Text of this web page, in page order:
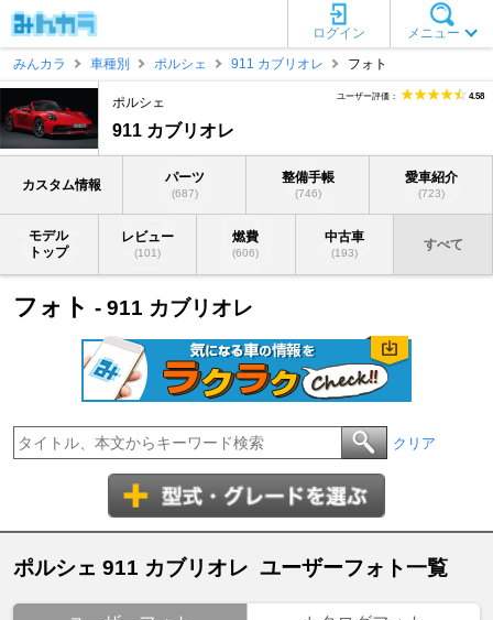
メニュー
ログイン
みんカラ
車種別 ポルシェ 911 カブリオレ フォト
ポルシェ
911 カブリオレ
ユーザー評価： 4.58
カスタム情報 パーツ
(687)
整備手帳
(746)
愛車紹介
(723)
モデル
トップ
レビュー
(101)
燃費
(606)
中古車
(193)
すべて
フォト - 911 カブリオレ
クリア
ポルシェ 911 カブリオレ ユーザーフォト一覧